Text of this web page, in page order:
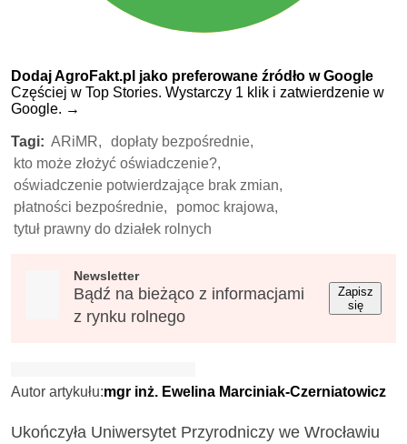
Dodaj AgroFakt.pl jako preferowane źródło w Google
Częściej w Top Stories. Wystarczy 1 klik i zatwierdzenie w
Google. →
Tagi: ARiMR,
dopłaty bezpośrednie,
kto może złożyć oświadczenie?,
oświadczenie potwierdzające brak zmian,
płatności bezpośrednie,
pomoc krajowa,
tytuł prawny do działek rolnych
Newsletter
Bądź na bieżąco z informacjami
z rynku rolnego
Zapisz
się
Autor artykułu:mgr inż. Ewelina Marciniak-Czerniatowicz
Ukończyła Uniwersytet Przyrodniczy we Wrocławiu